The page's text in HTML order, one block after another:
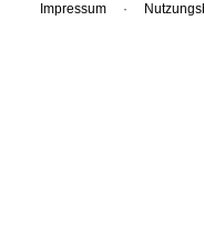
Impressum ·